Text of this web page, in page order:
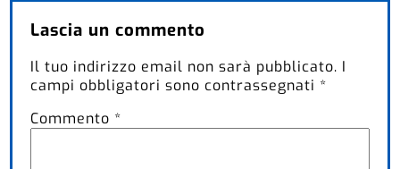
Lascia un commento
Il tuo indirizzo email non sarà pubblicato. I
campi obbligatori sono contrassegnati *
Commento *